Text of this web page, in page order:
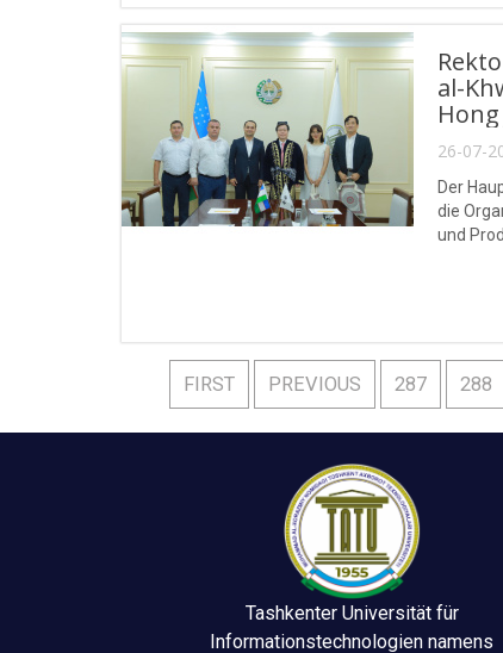
al-
26-07-
Der
die
und
FIRST PREVIOUS 287 288
Tashkenter Universität für
Informationstechnologien namens